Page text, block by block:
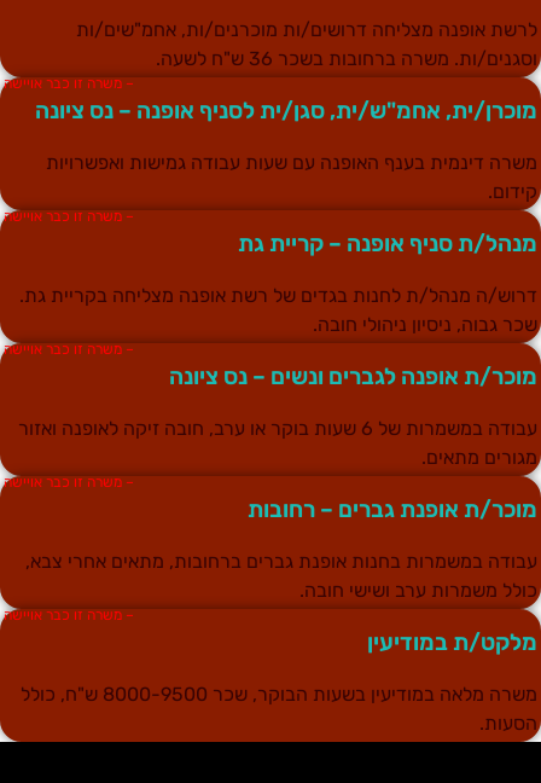
אופנה מצליחה דרושים/ות מוכרנים/ות, אחמ"שים/ות
ות. משרה ברחובות בשכר 36 ש"ח לשעה.
– משרה זו כבר אויישה
ית, אחמ"ש/ית, סגן/ית לסניף אופנה – נס ציונה
דינמית בענף האופנה עם שעות עבודה גמישות ואפשרויות
– משרה זו כבר אויישה
ת סניף אופנה – קריית גת
ה מנהל/ת לחנות בגדים של רשת אופנה מצליחה בקריית גת.
גבוה, ניסיון ניהולי חובה.
– משרה זו כבר אויישה
ת אופנה לגברים ונשים – נס ציונה
עבודה במשמרות של 6 שעות בוקר או ערב, חובה זיקה לאופנה ואזור
מתאים.
– משרה זו כבר אויישה
ת אופנת גברים – רחובות
במשמרות בחנות אופנת גברים ברחובות, מתאים אחרי צבא,
משמרות ערב ושישי חובה.
– משרה זו כבר אויישה
ת במודיעין
משרה מלאה במודיעין בשעות הבוקר, שכר 8000-9500 ש"ח, כולל